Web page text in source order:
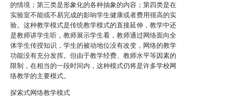
的情境；第三类是形象化的各种抽象的内容；第四类是在
实验室不能或不易完成的影响学生健康或者费用很高的实
验。这种教学模式是传统教学模式的直接延伸，教学中还
是教师讲学生听，教师展示学生看，教师通过网络面向全
体学生传授知识，学生的被动地位没有改变，网络的教学
功能没有充分发挥。但由于教学经费、教师水平等因素的
限制，在相当的一段时间内，这种模式仍将是许多学校网
络教学的主要模式。
探索式网络教学模式